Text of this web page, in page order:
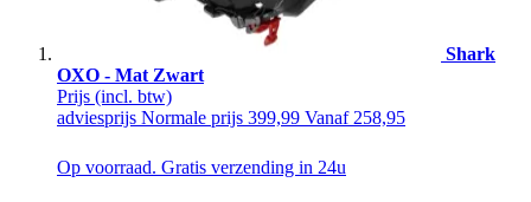
Shark
OXO - Mat Zwart
Prijs (incl. btw)
adviesprijs Normale prijs 399,99 Vanaf 258,95
Op voorraad. Gratis verzending in 24u